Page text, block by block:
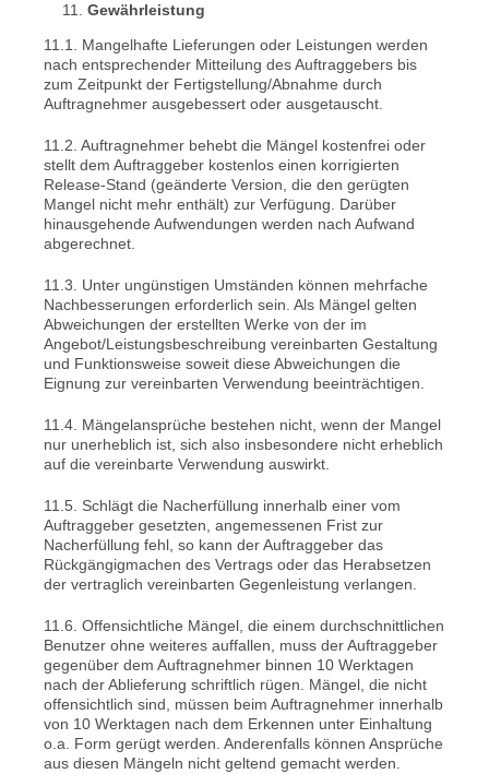
Gewährleistung
11.1. Mangelhafte Lieferungen oder Leistungen werden
nach entsprechender Mitteilung des Auftraggebers bis
zum Zeitpunkt der Fertigstellung/Abnahme durch
Auftragnehmer ausgebessert oder ausgetauscht.
11.2. Auftragnehmer behebt die Mängel kostenfrei oder
stellt dem Auftraggeber kostenlos einen korrigierten
Release-Stand (geänderte Version, die den gerügten
Mangel nicht mehr enthält) zur Verfügung. Darüber
hinausgehende Aufwendungen werden nach Aufwand
abgerechnet.
11.3. Unter ungünstigen Umständen können mehrfache
Nachbesserungen erforderlich sein. Als Mängel gelten
Abweichungen der erstellten Werke von der im
Angebot/Leistungsbeschreibung vereinbarten Gestaltung
und Funktionsweise soweit diese Abweichungen die
Eignung zur vereinbarten Verwendung beeinträchtigen.
11.4. Mängelansprüche bestehen nicht, wenn der Mangel
nur unerheblich ist, sich also insbesondere nicht erheblich
auf die vereinbarte Verwendung auswirkt.
11.5. Schlägt die Nacherfüllung innerhalb einer vom
Auftraggeber gesetzten, angemessenen Frist zur
Nacherfüllung fehl, so kann der Auftraggeber das
Rückgängigmachen des Vertrags oder das Herabsetzen
der vertraglich vereinbarten Gegenleistung verlangen.
11.6. Offensichtliche Mängel, die einem durchschnittlichen
Benutzer ohne weiteres auffallen, muss der Auftraggeber
gegenüber dem Auftragnehmer binnen 10 Werktagen
nach der Ablieferung schriftlich rügen. Mängel, die nicht
offensichtlich sind, müssen beim Auftragnehmer innerhalb
von 10 Werktagen nach dem Erkennen unter Einhaltung
o.a. Form gerügt werden. Anderenfalls können Ansprüche
aus diesen Mängeln nicht geltend gemacht werden.